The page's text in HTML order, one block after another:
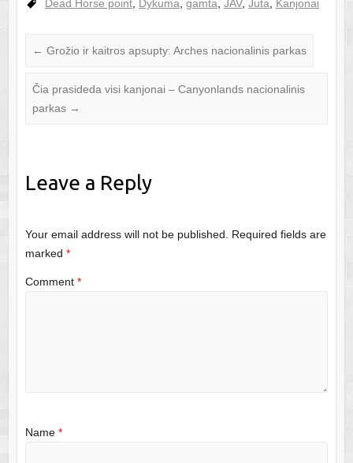
Dead Horse point, Dykuma, gamta, JAV, Juta, Kanjonai
← Grožio ir kaitros apsupty: Arches nacionalinis parkas
Čia prasideda visi kanjonai – Canyonlands nacionalinis
parkas →
Leave a Reply
Your email address will not be published. Required fields are
marked *
Comment *
Name *